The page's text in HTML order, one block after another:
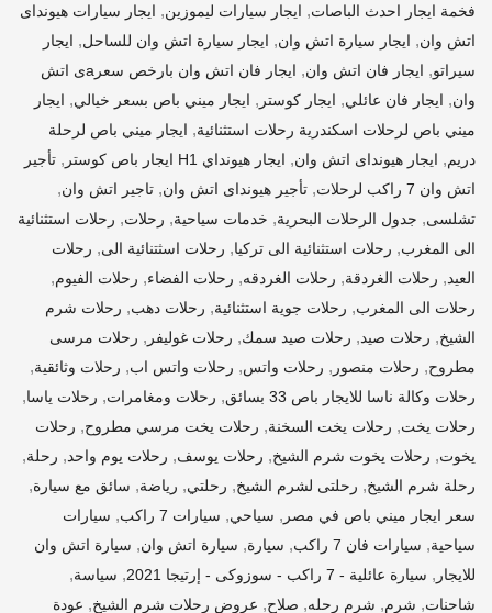
فخمة ايجار احدث الباصات, ايجار سيارات ليموزين, ايجار سيارات هيونداى
اتش وان, ايجار سيارة اتش وان, ايجار سيارة اتش وان للساحل, ايجار
سيراتو, ايجار فان اتش وان,
ايجار فان اتش وان بارخص سعرaى اتش
وان, ايجار فان عائلي, ايجار كوستر , ايجار ميني باص بسعر خيالي, ايجار
ميني باص لرحلات اسكندرية رحلات استثنائية, ايجار ميني باص لرحلة
دريم, ايجار هيونداى اتش وان, ايجار هيونداي H1 ايجار باص كوستر , تأجير
اتش وان 7 راكب لرحلات
, تأجير هيونداى اتش وان, تاجير اتش وان,
تشلسى, جدول الرحلات البحرية, خدمات سياحية, رحلات, رحلات استثنائية
الى المغرب, رحلات استثنائية الى تركيا, رحلات اسثتنائية الى, رحلات
العيد, رحلات الغردقة, رحلات الغردقه, رحلات الفضاء, رحلات الفيوم,
رحلات الى المغرب, رحلات جوية استثنائية, رحلات دهب, رحلات شرم
الشيخ, رحلات صيد, رحلات صيد سمك, رحلات غوليفر , رحلات مرسى
مطروح, رحلات منصور , رحلات واتس, رحلات واتس اب, رحلات وثائقية,
رحلات وكالة ناسا للايجار باص 33 بسائق , رحلات ومغامرات, رحلات ياسا,
رحلات يخت, رحلات يخت السخنة, رحلات يخت مرسي مطروح, رحلات
يخوت, رحلات يخوت شرم الشيخ, رحلات يوسف, رحلات يوم واحد, رحلة,
رحلة شرم الشيخ, رحلتى لشرم الشيخ, رحلتي, رياضة, سائق مع سيارة,
سعر ايجار ميني باص في مصر , سياحي, سيارات 7 راكب , سيارات
سياحية, سيارات فان 7 راكب , سيارة, سيارة اتش وان, سيارة اتش وان
للايجار , سيارة عائلية - 7 راكب - سوزوكى - إرتيجا 2021 , سياسة,
شاحنات, شرم, شرم رحله, صلاح, عروض رحلات شرم الشيخ, عودة